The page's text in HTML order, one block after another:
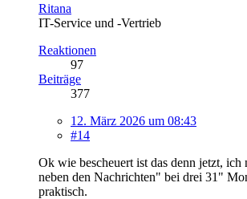
Ritana
IT-Service und -Vertrieb
Reaktionen
97
Beiträge
377
12. März 2026 um 08:43
#14
Ok wie bescheuert ist das denn jetzt, ich
neben den Nachrichten" bei drei 31"
praktisch.